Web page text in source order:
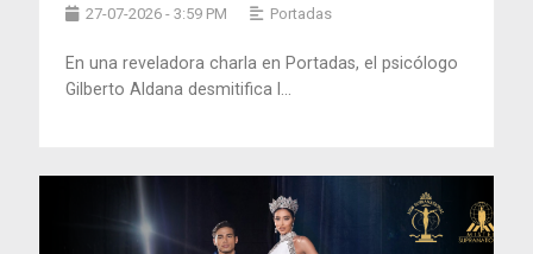
27-07-2026 - 3:59 PM Portadas
En una reveladora charla en Portadas, el psicólogo
Gilberto Aldana desmitifica l...